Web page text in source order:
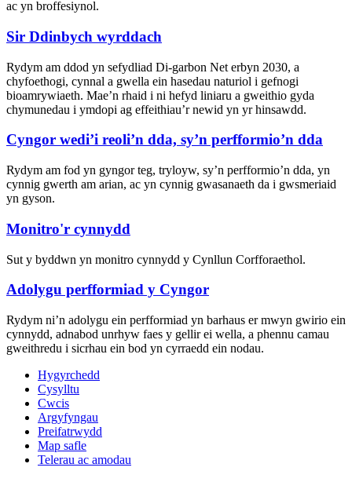
ac yn broffesiynol.
Sir Ddinbych wyrddach
Rydym am ddod yn sefydliad Di-garbon Net erbyn 2030, a
chyfoethogi, cynnal a gwella ein hasedau naturiol i gefnogi
bioamrywiaeth. Mae’n rhaid i ni hefyd liniaru a gweithio gyda
chymunedau i ymdopi ag effeithiau’r newid yn yr hinsawdd.
Cyngor wedi’i reoli’n dda, sy’n perfformio’n dda
Rydym am fod yn gyngor teg, tryloyw, sy’n perfformio’n dda, yn
cynnig gwerth am arian, ac yn cynnig gwasanaeth da i gwsmeriaid
yn gyson.
Monitro'r cynnydd
Sut y byddwn yn monitro cynnydd y Cynllun Corfforaethol.
Adolygu perfformiad y Cyngor
Rydym ni’n adolygu ein perfformiad yn barhaus er mwyn gwirio ein
cynnydd, adnabod unrhyw faes y gellir ei wella, a phennu camau
gweithredu i sicrhau ein bod yn cyrraedd ein nodau.
Hygyrchedd
Cysylltu
Cwcis
Argyfyngau
Preifatrwydd
Map safle
Telerau ac amodau